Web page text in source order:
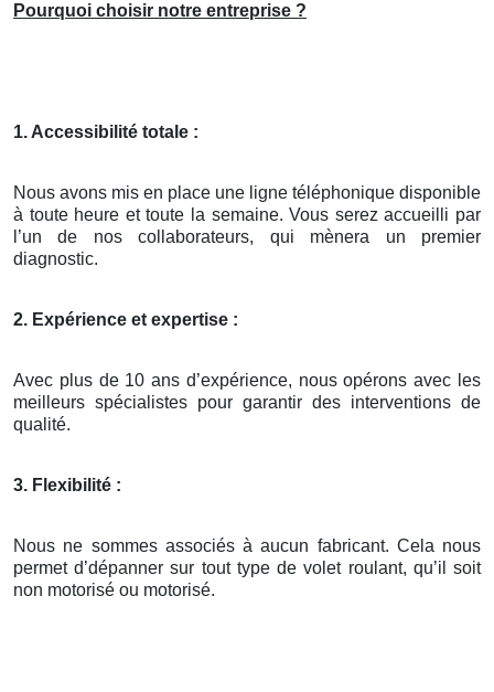
Pourquoi choisir notre entreprise ?
1. Accessibilité totale :
Nous avons mis en place une ligne téléphonique disponible
à toute heure et toute la semaine. Vous serez accueilli par
l’un de nos collaborateurs, qui mènera un premier
diagnostic.
2. Expérience et expertise :
Avec plus de 10 ans d’expérience, nous opérons avec les
meilleurs spécialistes pour garantir des interventions de
qualité.
3. Flexibilité :
Nous ne sommes associés à aucun fabricant. Cela nous
permet d’dépanner sur tout type de volet roulant, qu’il soit
non motorisé ou motorisé.